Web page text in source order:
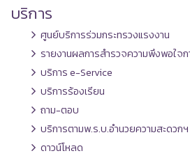
บริการ
ศูนย์บริการร่วมกระทรวงแรงงาน
รายงานผลการสำรวจความพึงพอใจก
บริการ e-Service
บริการร้องเรียน
ถาม-ตอบ
บริการตามพ.ร.บ.อำนวยความสะดวกฯ
ดาวน์โหลด